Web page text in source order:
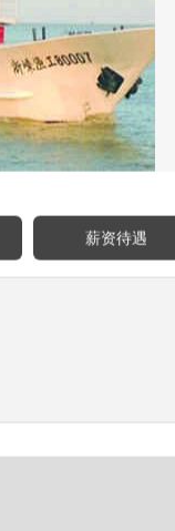
薪资待遇
工厂
￥1800-2200欧元/月